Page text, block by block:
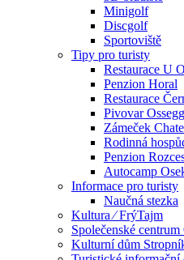
Minigolf
Discgolf
Sportoviště
Tipy pro turisty
Restaurace U
Penzion Horal
Restaurace
Pivovar Ossegg
Zámeček
Rodinná
Penzion
Autocamp
Informace pro turisty
Naučná stezka
Kultura ⁄ FrýTajm
Společenské centrum
Kulturní dům